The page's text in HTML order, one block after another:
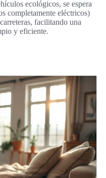
ecológicos, se espera
completamente eléctricos)
facilitando una
y eficiente.